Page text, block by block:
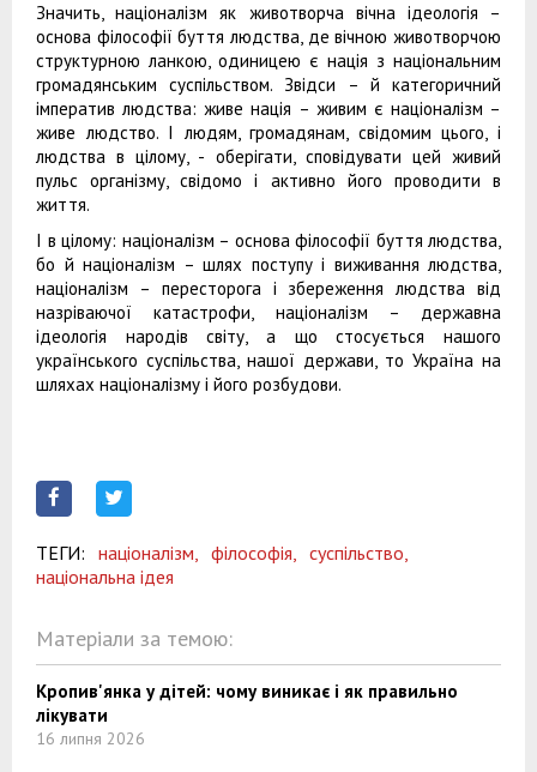
Значить, націоналізм як животворча вічна ідеологія –
основа філософії буття людства, де вічною животворчою
структурною ланкою, одиницею є нація з національним
громадянським суспільством. Звідси – й категоричний
імператив людства: живе нація – живим є націоналізм –
живе людство. І людям, громадянам, свідомим цього, і
людства в цілому, - оберігати, сповідувати цей живий
пульс організму, свідомо і активно його проводити в
життя.
І в цілому: націоналізм – основа філософії буття людства,
бо й націоналізм – шлях поступу і виживання людства,
націоналізм – пересторога і збереження людства від
назріваючої катастрофи, націоналізм – державна
ідеологія народів світу, а що стосується нашого
українського суспільства, нашої держави, то Україна на
шляхах націоналізму і його розбудови.
ТЕГИ: націоналізм, філософія, суспільство,
національна ідея
Матеріали за темою:
Кропив'янка у дітей: чому виникає і як правильно
лікувати
16 липня 2026